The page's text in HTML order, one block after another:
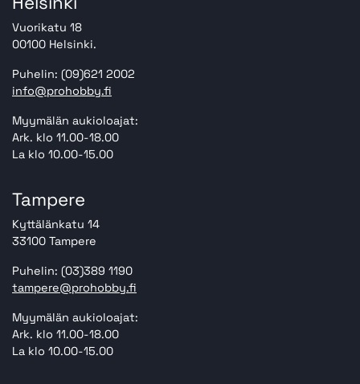
Vuorikatu 18
00100 Helsinki.
Puhelin: (09)621 2002
info@prohobby.fi
Myymälän aukioloajat:
Ark. klo 11.00-18.00
La klo 10.00-15.00
Tampere
Kyttälänkatu 14
33100 Tampere
Puhelin: (03)389 1190
tampere@prohobby.fi
Myymälän aukioloajat:
Ark. klo 11.00-18.00
La klo 10.00-15.00